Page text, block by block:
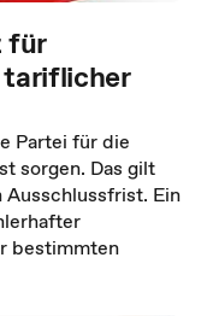
für
Partei für die
sorgen. Das gilt
Ein
bestimmten